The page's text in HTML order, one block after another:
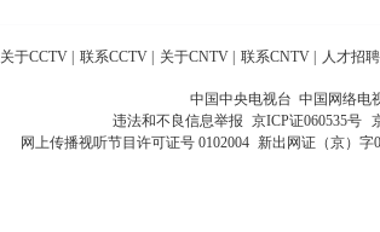
关于CCTV | 联系CCTV | 关于CNTV | 联系CNTV | 人才招聘
中国中央电视台 中国网络电
违法和不良信息举报 京ICP证060535号
网上传播视听节目许可证号 0102004 新出网证（京）